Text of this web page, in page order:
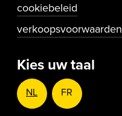
cookiebeleid
verkoopsvoorwaarden
Kies uw taal
NL FR